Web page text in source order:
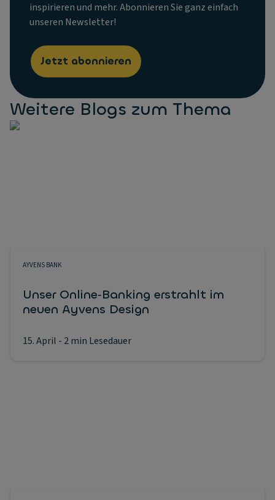
inspirieren und mehr. Abonnieren Sie ganz einfach
unseren Newsletter!
Jetzt abonnieren
Weitere Blogs zum Thema
AYVENS BANK
Unser Online‑Banking erstrahlt im
neuen Ayvens Design
15. April - 2 min Lesedauer